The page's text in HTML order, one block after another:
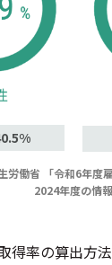
労働省
「令和6年度
2024年度の情報
得率の算出方法